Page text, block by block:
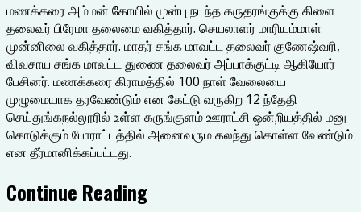
மணக்கரை அம்மன் கோயில் முன்பு நடந்த கருதரங்குக்கு கிளை
தலைவர் பிரேமா தலைமை வகித்தார். செயலாளர் மாரியம்மாள்
முன்னிலை வகித்தார். மாதர் சங்க மாவட்ட தலைவர் குணேஷ்வரி,
விவசாய சங்க மாவட்ட துணை தலைவர் அப்பாக்குட்டி ஆகியோர்
பேசினர். மணக்கரை கிராமத்தில் 100 நாள் வேலையை
முழுமையாக தரவேண்டும் என கேட்டு வருகிற 12 ந்தேதி
செய்துங்கநல்லூரில் உள்ள கருங்குளம் ஊராட்சி ஒன்றியத்தில் மனு
கொடுக்கும் போராட்டத்தில் அனைவரும கலந்து கொள்ள வேண்டும்
என தீர்மானிக்கப்பட்டது.
Continue Reading